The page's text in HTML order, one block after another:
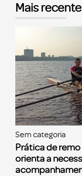
Mais
Sem categoria
Prática de
orienta a